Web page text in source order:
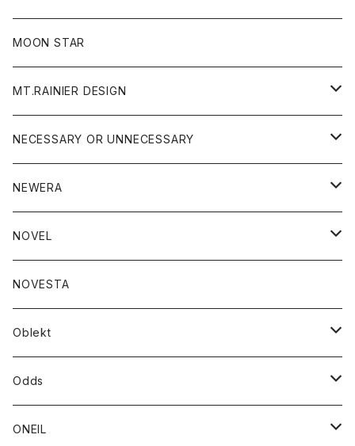
フリース
ジャケット
ニット
パンツ
帽子
MOON STAR
MT.RAINIER DESIGN
アウター
コート
ジャケット
アクセサリー
バッグ
グッズ
ウォレット
靴
トップス
ジャケット
シャツ
ボトム
ショートパンツ
パンツ
レディース
シャツ
NECESSARY OR UNNECESSARY
アウター
コート
ジャケット
アクセサリー
バッグ
ブレスレット
グッズ
靴
ストール/マフラー
トップス
シャツ
シャツジャケット
ボトム
ショートパンツ
NEWERA
帽子
NOVEL
トップス
カットソー
スエット
ボトム
NOVESTA
Oblekt
ボトム
ショートパンツ
レディース
Odds
帽子
ONEIL